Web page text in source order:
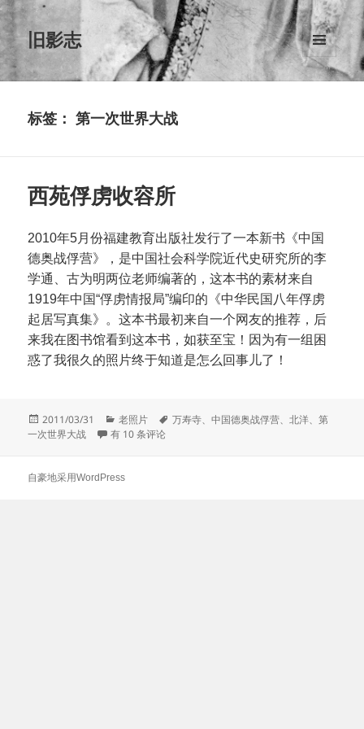
旧影志
菜单和
挂件
标签：第一次世界大战
西苑俘虏收容所
2010年5月份福建教育出版社发行了一本新书《中国
德奥战俘营》，是中国社会科学院近代史研究所的李
学通、古为明两位老师编著的，这本书的素材来自
1919年中国“俘虏情报局”编印的《中华民国八年俘虏
起居写真集》。这本书最初来自一个网友的推荐，后
来我在图书馆看到这本书，如获至宝！因为有一组困
惑了我很久的照片终于知道是怎么回事儿了！
发
布
2011/03/31
分
类
老照片
标
万寿寺、中国德奥战俘营、北洋、第
一次世界大战
西苑俘虏收容所
有 10 条评论
自豪地采用WordPress